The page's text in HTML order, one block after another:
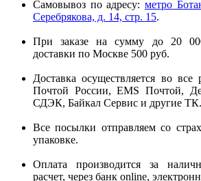
Самовывоз по адресу: метро
Серебрякова, д. 14, стр. 15.
При заказе на сумму до 20
доставки по Москве 500 руб.
Доставка осуществляется во
Почтой России, EMS Почтой,
СДЭК, Байкал Сервис и другие ТК.
Все посылки отправляем со
упаковке.
Оплата производится за
расчет, через банк online,